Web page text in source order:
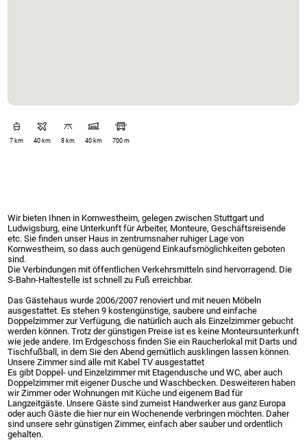
7 km 40 km 8 km 40 km 700 m
Wir bieten Ihnen in Kornwestheim, gelegen zwischen Stuttgart und
Ludwigsburg, eine Unterkunft für Arbeiter, Monteure, Geschäftsreisende
etc. Sie finden unser Haus in zentrumsnaher ruhiger Lage von
Kornwestheim, so dass auch genügend Einkaufsmöglichkeiten geboten
sind.
Die Verbindungen mit öffentlichen Verkehrsmitteln sind hervorragend. Die
S-Bahn-Haltestelle ist schnell zu Fuß erreichbar.
Das Gästehaus wurde 2006/2007 renoviert und mit neuen Möbeln
ausgestattet. Es stehen 9 kostengünstige, saubere und einfache
Doppelzimmer zur Verfügung, die natürlich auch als Einzelzimmer gebucht
werden können. Trotz der günstigen Preise ist es keine Monteursunterkunft
wie jede andere. Im Erdgeschoss finden Sie ein Raucherlokal mit Darts und
Tischfußball, in dem Sie den Abend gemütlich ausklingen lassen können.
Unsere Zimmer sind alle mit Kabel TV ausgestattet
Es gibt Doppel- und Einzelzimmer mit Etagendusche und WC, aber auch
Doppelzimmer mit eigener Dusche und Waschbecken. Desweiteren haben
wir Zimmer oder Wohnungen mit Küche und eigenem Bad für
Langzeitgäste. Unsere Gäste sind zumeist Handwerker aus ganz Europa
oder auch Gäste die hier nur ein Wochenende verbringen möchten. Daher
sind unsere sehr günstigen Zimmer, einfach aber sauber und ordentlich
gehalten.